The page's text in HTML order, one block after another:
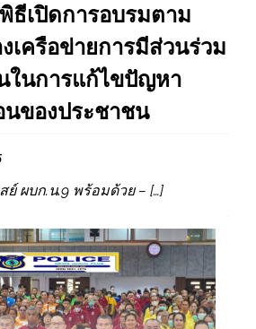
ธีเปิดการอบรมตาม
เครือข่ายการมีส่วนร่วม
ในการแก้ไขปัญหา
นของประชาชน
ย์ ผบก.น.9 พร้อมด้วย – […]